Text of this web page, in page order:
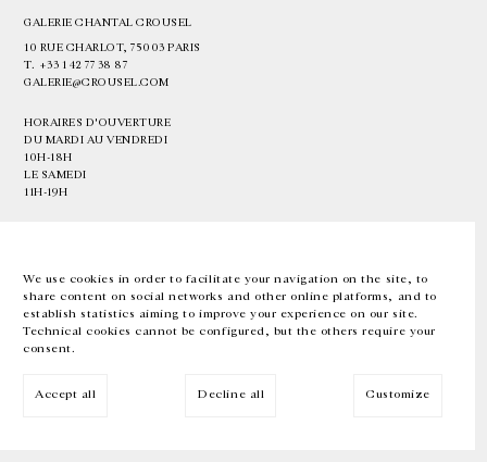
We use cookies in order to facilitate your navigation on the site, to
share content on social networks and other online platforms, and to
establish statistics aiming to improve your experience on our site.
Technical cookies cannot be configured, but the others require your
consent.
Accept all Decline all Customize
GALERIE CHANTAL CROUSEL
10 RUE CHARLOT, 75003 PARIS
T. +33 1 42 77 38 87
GALERIE@CROUSEL.COM
HORAIRES D'OUVERTURE
DU MARDI AU VENDREDI
10H-18H
LE SAMEDI
11H-19H
EN FR 中文 Facebook Instagram
Inscrivez-vous à notre newsletter